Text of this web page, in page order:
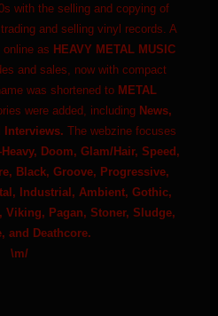
with the selling and copying of
and selling vinyl records. A
as HEAVY METAL MUSIC
and sales, now with compact
was shortened to METAL
were added, including News,
Interviews. The webzine focuses
Doom, Glam/Hair, Speed,
Black, Groove, Progressive,
Industrial, Ambient, Gothic,
Viking, Pagan, Stoner, Sludge,
and Deathcore.
\m/